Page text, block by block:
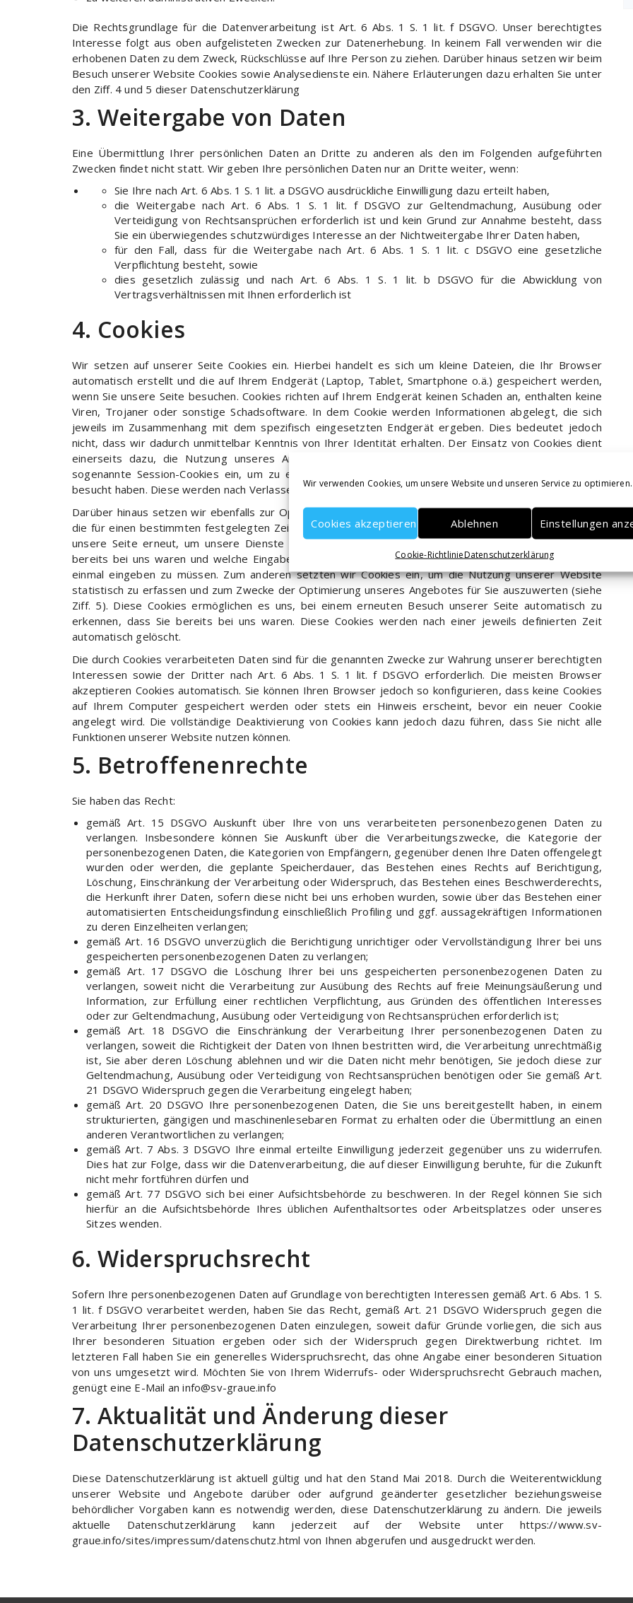
Wir verwenden Cookies, um unsere Website und unseren Service zu optimieren.
Cookies akzeptieren Ablehnen Einstellungen
Cookie-RichtlinieDatenschutzerklärung
Die Rechtsgrundlage für die Datenverarbeitung ist Art. 6 Abs. 1 S. 1 lit. f DSGVO. Unser berechtigtes
Interesse folgt aus oben aufgelisteten Zwecken zur Datenerhebung. In keinem Fall verwenden wir die
erhobenen Daten zu dem Zweck, Rückschlüsse auf Ihre Person zu ziehen. Darüber hinaus setzen wir beim
Besuch unserer Website Cookies sowie Analysedienste ein. Nähere Erläuterungen dazu erhalten Sie unter
den Ziff. 4 und 5 dieser Datenschutzerklärung
3. Weitergabe von Daten
Eine Übermittlung Ihrer persönlichen Daten an Dritte zu anderen als den im Folgenden aufgeführten
Zwecken findet nicht statt. Wir geben Ihre persönlichen Daten nur an Dritte weiter, wenn:
Sie Ihre nach Art. 6 Abs. 1 S. 1 lit. a DSGVO ausdrückliche Einwilligung dazu erteilt haben,
die Weitergabe nach Art. 6 Abs. 1 S. 1 lit. f DSGVO zur Geltendmachung, Ausübung oder
Verteidigung von Rechtsansprüchen erforderlich ist und kein Grund zur Annahme besteht, dass
Sie ein überwiegendes schutzwürdiges Interesse an der Nichtweitergabe Ihrer Daten haben,
für den Fall, dass für die Weitergabe nach Art. 6 Abs. 1 S. 1 lit. c DSGVO eine gesetzliche
Verpflichtung besteht, sowie
dies gesetzlich zulässig und nach Art. 6 Abs. 1 S. 1 lit. b DSGVO für die Abwicklung von
Vertragsverhältnissen mit Ihnen erforderlich ist
4. Cookies
Wir setzen auf unserer Seite Cookies ein. Hierbei handelt es sich um kleine Dateien, die Ihr Browser
automatisch erstellt und die auf Ihrem Endgerät (Laptop, Tablet, Smartphone o.ä.) gespeichert werden,
wenn Sie unsere Seite besuchen. Cookies richten auf Ihrem Endgerät keinen Schaden an, enthalten keine
Viren, Trojaner oder sonstige Schadsoftware. In dem Cookie werden Informationen abgelegt, die sich
jeweils im Zusammenhang mit dem spezifisch eingesetzten Endgerät ergeben. Dies bedeutet jedoch
nicht, dass wir dadurch unmittelbar Kenntnis von Ihrer Identität erhalten. Der Einsatz von Cookies dient
einerseits dazu, die Nutzung unseres Angebots für Sie angenehmer zu gestalten. So setzen wir
sogenannte Session-Cookies ein, um zu erkennen, dass Sie einzelne Seiten unserer Website bereits
besucht haben. Diese werden nach Verlassen unserer Seite automatisch gelöscht.
Darüber hinaus setzen wir ebenfalls zur Optimierung der Benutzerfreundlichkeit temporäre Cookies ein,
die für einen bestimmten festgelegten Zeitraum auf Ihrem Endgerät gespeichert werden. Besuchen Sie
unsere Seite erneut, um unsere Dienste in Anspruch zu nehmen, wird automatisch erkannt, dass Sie
bereits bei uns waren und welche Eingaben und Einstellungen sie getätigt haben, um diese nicht noch
einmal eingeben zu müssen. Zum anderen setzten wir Cookies ein, um die Nutzung unserer Website
statistisch zu erfassen und zum Zwecke der Optimierung unseres Angebotes für Sie auszuwerten (siehe
Ziff. 5). Diese Cookies ermöglichen es uns, bei einem erneuten Besuch unserer Seite automatisch zu
erkennen, dass Sie bereits bei uns waren. Diese Cookies werden nach einer jeweils definierten Zeit
automatisch gelöscht.
Die durch Cookies verarbeiteten Daten sind für die genannten Zwecke zur Wahrung unserer berechtigten
Interessen sowie der Dritter nach Art. 6 Abs. 1 S. 1 lit. f DSGVO erforderlich. Die meisten Browser
akzeptieren Cookies automatisch. Sie können Ihren Browser jedoch so konfigurieren, dass keine Cookies
auf Ihrem Computer gespeichert werden oder stets ein Hinweis erscheint, bevor ein neuer Cookie
angelegt wird. Die vollständige Deaktivierung von Cookies kann jedoch dazu führen, dass Sie nicht alle
Funktionen unserer Website nutzen können.
5. Betroffenenrechte
Sie haben das Recht:
gemäß Art. 15 DSGVO Auskunft über Ihre von uns verarbeiteten personenbezogenen Daten zu
verlangen. Insbesondere können Sie Auskunft über die Verarbeitungszwecke, die Kategorie der
personenbezogenen Daten, die Kategorien von Empfängern, gegenüber denen Ihre Daten offengelegt
wurden oder werden, die geplante Speicherdauer, das Bestehen eines Rechts auf Berichtigung,
Löschung, Einschränkung der Verarbeitung oder Widerspruch, das Bestehen eines Beschwerderechts,
die Herkunft ihrer Daten, sofern diese nicht bei uns erhoben wurden, sowie über das Bestehen einer
automatisierten Entscheidungsfindung einschließlich Profiling und ggf. aussagekräftigen Informationen
zu deren Einzelheiten verlangen;
gemäß Art. 16 DSGVO unverzüglich die Berichtigung unrichtiger oder Vervollständigung Ihrer bei uns
gespeicherten personenbezogenen Daten zu verlangen;
gemäß Art. 17 DSGVO die Löschung Ihrer bei uns gespeicherten personenbezogenen Daten zu
verlangen, soweit nicht die Verarbeitung zur Ausübung des Rechts auf freie Meinungsäußerung und
Information, zur Erfüllung einer rechtlichen Verpflichtung, aus Gründen des öffentlichen Interesses
oder zur Geltendmachung, Ausübung oder Verteidigung von Rechtsansprüchen erforderlich ist;
gemäß Art. 18 DSGVO die Einschränkung der Verarbeitung Ihrer personenbezogenen Daten zu
verlangen, soweit die Richtigkeit der Daten von Ihnen bestritten wird, die Verarbeitung unrechtmäßig
ist, Sie aber deren Löschung ablehnen und wir die Daten nicht mehr benötigen, Sie jedoch diese zur
Geltendmachung, Ausübung oder Verteidigung von Rechtsansprüchen benötigen oder Sie gemäß Art.
21 DSGVO Widerspruch gegen die Verarbeitung eingelegt haben;
gemäß Art. 20 DSGVO Ihre personenbezogenen Daten, die Sie uns bereitgestellt haben, in einem
strukturierten, gängigen und maschinenlesebaren Format zu erhalten oder die Übermittlung an einen
anderen Verantwortlichen zu verlangen;
gemäß Art. 7 Abs. 3 DSGVO Ihre einmal erteilte Einwilligung jederzeit gegenüber uns zu widerrufen.
Dies hat zur Folge, dass wir die Datenverarbeitung, die auf dieser Einwilligung beruhte, für die Zukunft
nicht mehr fortführen dürfen und
gemäß Art. 77 DSGVO sich bei einer Aufsichtsbehörde zu beschweren. In der Regel können Sie sich
hierfür an die Aufsichtsbehörde Ihres üblichen Aufenthaltsortes oder Arbeitsplatzes oder unseres
Sitzes wenden.
6. Widerspruchsrecht
Sofern Ihre personenbezogenen Daten auf Grundlage von berechtigten Interessen gemäß Art. 6 Abs. 1 S.
1 lit. f DSGVO verarbeitet werden, haben Sie das Recht, gemäß Art. 21 DSGVO Widerspruch gegen die
Verarbeitung Ihrer personenbezogenen Daten einzulegen, soweit dafür Gründe vorliegen, die sich aus
Ihrer besonderen Situation ergeben oder sich der Widerspruch gegen Direktwerbung richtet. Im
letzteren Fall haben Sie ein generelles Widerspruchsrecht, das ohne Angabe einer besonderen Situation
von uns umgesetzt wird. Möchten Sie von Ihrem Widerrufs- oder Widerspruchsrecht Gebrauch machen,
genügt eine E-Mail an info@sv-graue.info
7. Aktualität und Änderung dieser
Datenschutzerklärung
Diese Datenschutzerklärung ist aktuell gültig und hat den Stand Mai 2018. Durch die Weiterentwicklung
unserer Website und Angebote darüber oder aufgrund geänderter gesetzlicher beziehungsweise
behördlicher Vorgaben kann es notwendig werden, diese Datenschutzerklärung zu ändern. Die jeweils
aktuelle Datenschutzerklärung kann jederzeit auf der Website unter https://www.sv-
graue.info/sites/impressum/datenschutz.html von Ihnen abgerufen und ausgedruckt werden.